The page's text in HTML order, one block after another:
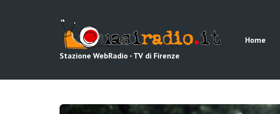
Stazione WebRadio - TV di Firenze
Home